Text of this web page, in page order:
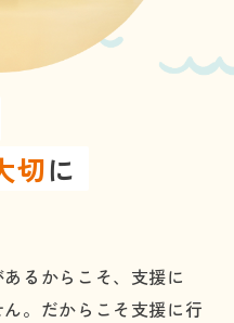
切に
るからこそ、支援に
。だからこそ支援に行